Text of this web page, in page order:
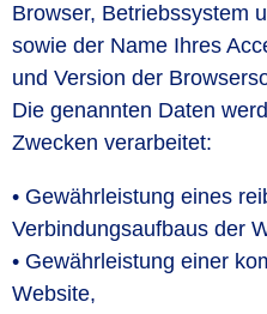
Browser, Betriebssystem
sowie der Name Ihres
und Version der
Die genannten Daten
Zwecken verarbeitet:
• Gewährleistung eines
Verbindungsaufbaus der
• Gewährleistung einer
Website,